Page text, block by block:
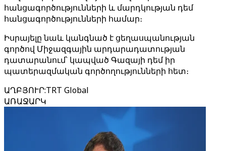
հանցագործությունների և մարդկության դեմ
հանցագործությունների համար։
Իսրայելը նաև կանգնած է ցեղասպանության
գործով Միջազգային արդարադատության
դատարանում՝ կապված Գազայի դեմ իր
պատերազմական գործողությունների հետ։
ԱՂԲՅՈՒՐ:TRT Global
ԱՌԱՋԱՐԿ